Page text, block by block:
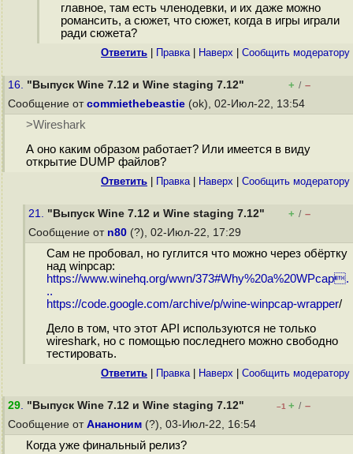
главное, там есть членодевки, и их даже можно
романсить, а сюжет, что сюжет, когда в игры играли
ради сюжета?
Ответить Правка| Наверх Cообщить модератору
16. "Выпуск Wine 7.12 и Wine staging 7.12" + / –
Сообщение от commiethebeastie (ok), 02-Июл-22, 13:54
>Wireshark
А оно каким образом работает? Или имеется в виду
открытие DUMP файлов?
Ответить Правка| Наверх Cообщить модератору
21. "Выпуск Wine 7.12 и Wine staging 7.12" + / –
Сообщение от n80 (?), 02-Июл-22, 17:29
Сам не пробовал, но гуглится что можно через обёртку
над winpcap:
https://www.winehq.org/wwn/373#Why%20a%20WPcap.
..
https://code.google.com/archive/p/wine-winpcap-wrapper/
Дело в том, что этот API используются не только
wireshark, но с помощью последнего можно свободно
тестировать.
Ответить Правка| Наверх Cообщить модератору
29. "Выпуск Wine 7.12 и Wine staging 7.12" –1 + / –
Сообщение от Ананоним (?), 03-Июл-22, 16:54
Когда уже финальный релиз?